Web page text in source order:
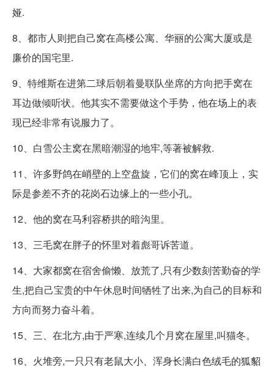
娅.
8、都市人则把自己窝在高楼公寓、华丽的公寓大厦或是
廉价的国宅里.
9、特维斯在进第二球后朝着曼联队坐席的方向把手窝在
耳边做倾听状。他其实不需要做这个手势，他在场上的表
现已经非常有说服力了。
10、白雪公主窝在黑暗潮湿的地牢,等著被解救.
11、许多野鸽在峭壁的上空盘旋，它们的窝在峰顶上，实
际是参差不齐的花岗石边缘上的一些小孔。
12、他的窝在马利容桥拱的暗沟里。
13、三毛窝在胖子的怀里对着彪哥诉苦道。
14、大家都窝在宿舍偷懒、放荒了,只有少数刻苦勤奋的学
生,把自己宝贵的中午休息时间牺牲了出来,为自己的目标和
方向而努力奋斗着。
15、三、在北方,由于严寒,连续几个月窝在屋里,叫猫冬。
16、火堆旁,一只只有老鼠大小、浑身长满白色绒毛的狐貂